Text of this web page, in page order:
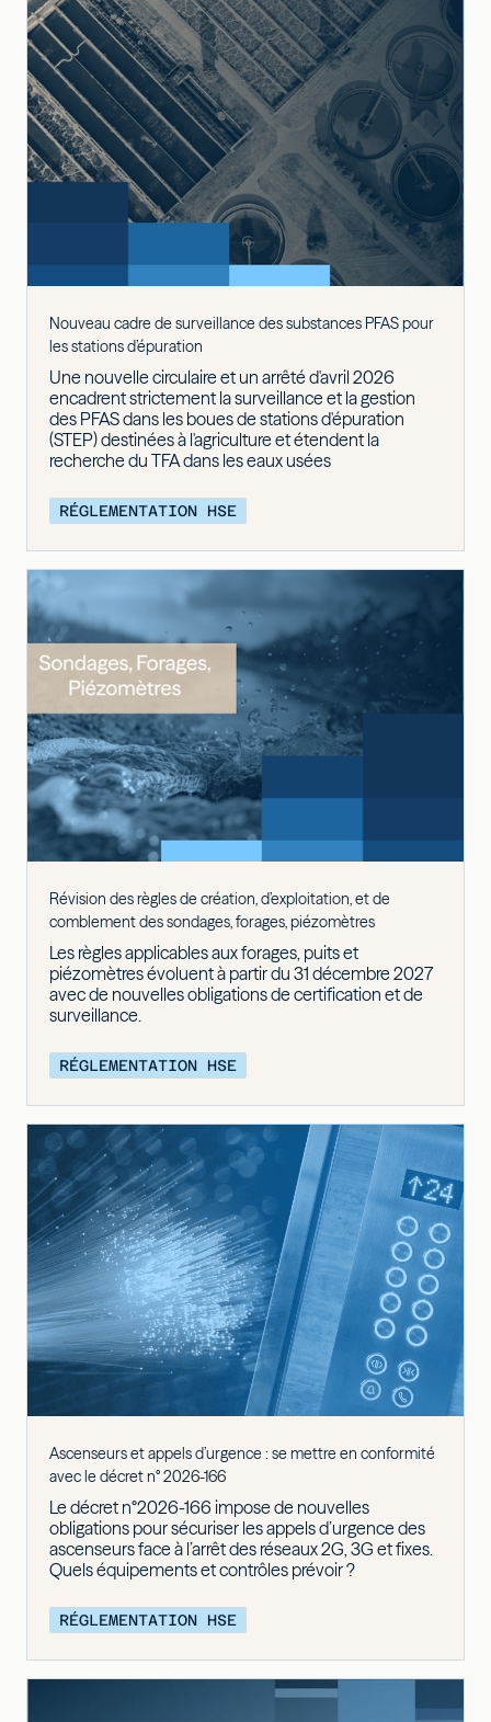
Nouveau cadre de surveillance des substances PFAS pour
les stations d’épuration
Une nouvelle circulaire et un arrêté d'avril 2026
encadrent strictement la surveillance et la gestion
des PFAS dans les boues de stations d'épuration
(STEP) destinées à l'agriculture et étendent la
recherche du TFA dans les eaux usées
RÉGLEMENTATION HSE
Révision des règles de création, d’exploitation, et de
comblement des sondages, forages, piézomètres
Les règles applicables aux forages, puits et
piézomètres évoluent à partir du 31 décembre 2027
avec de nouvelles obligations de certification et de
surveillance.
RÉGLEMENTATION HSE
Ascenseurs et appels d’urgence : se mettre en conformité
avec le décret n° 2026-166
Le décret n°2026-166 impose de nouvelles
obligations pour sécuriser les appels d’urgence des
ascenseurs face à l’arrêt des réseaux 2G, 3G et fixes.
Quels équipements et contrôles prévoir ?
RÉGLEMENTATION HSE